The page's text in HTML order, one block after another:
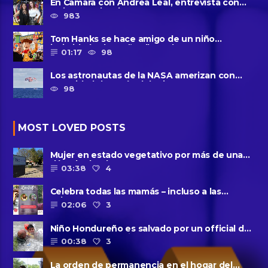
En Camara con Andrea Leal, entrevista con
Majo Cornejo, Cirque Du ......
983
Tom Hanks se hace amigo de un niño
intimidado de 8 años llamado ......
01:17 98
Los astronautas de la NASA amerizan con
seguridad después del primer ......
98
MOST LOVED POSTS
Mujer en estado vegetativo por más de una
década da a luz en un ......
03:38 4
Celebra todas las mamás – incluso a las
solteras – con ......
02:06 3
Niño Hondureño es salvado por un official de
la patrulla fronteriza
00:38 3
La orden de permanencia en el hogar del